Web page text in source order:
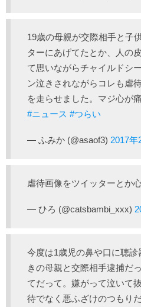
19歳の母親が交際相手と子
ターにあげてたとか、人の
て思いながらチャイルドシ
ン泣きされながらコレも虐
を走らせました。マジ心が
#ニュース #つらい
— ふみか (@asaof3) 2017年
虐待画像をツイッターとか
— ひろ (@catsbambi_xxx)
今度は1歳児の鼻や口に聴
きの母親と交際相手逮捕だ
てだって。嫌がって泣いて
待でなく悪ふざけのつもり